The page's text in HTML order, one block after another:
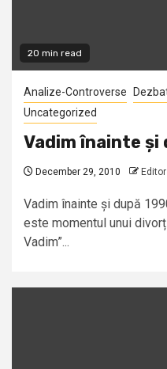
20 min read
Analize-Controverse
Uncategorized
Vadim înainte și
December 29, 2010 Editor
Vadim înainte și după
este momentul unui
Vadim”...